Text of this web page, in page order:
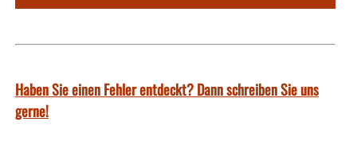
Haben Sie einen Fehler entdeckt? Dann schreiben Sie uns
gerne!